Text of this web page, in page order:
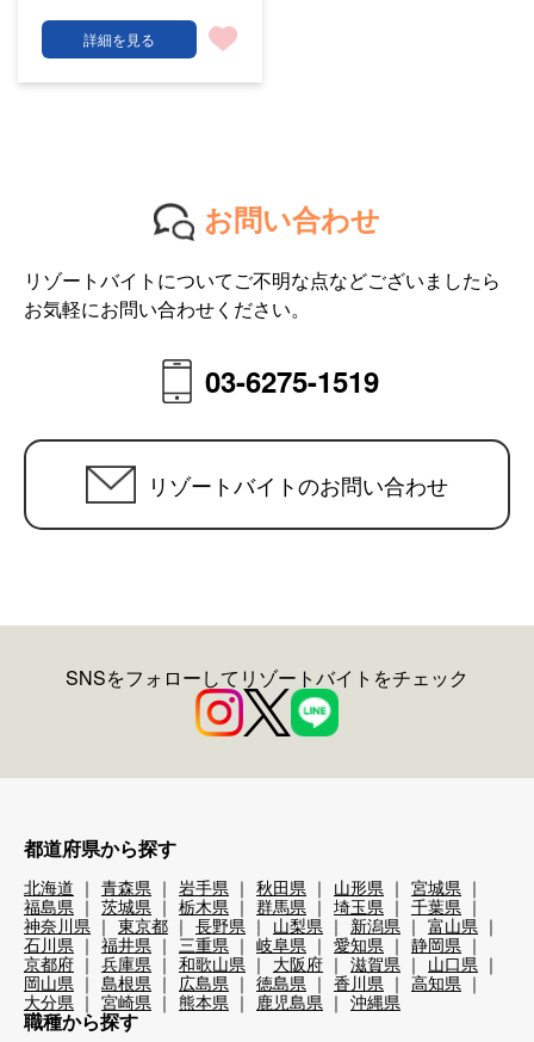
詳細を見る
お問い合わせ
リゾートバイトについてご不明な点などございましたら
お気軽にお問い合わせください。
03-6275-1519
リゾートバイトのお問い合わせ
SNSをフォローしてリゾートバイトをチェック
都道府県から探す
北海道 青森県 岩手県 秋田県 山形県
宮城県
福島県
茨城県 栃木県 群馬県 埼玉県
千葉県
神奈川県
東京都 長野県 山梨県 新潟県
富山県
石川県
福井県 三重県 岐阜県 愛知県
静岡県
京都府
兵庫県 和歌山県 大阪府 滋賀県
山口県
岡山県
島根県 広島県 徳島県 香川県
高知県
大分県
宮崎県 熊本県 鹿児島県 沖縄県
職種から探す